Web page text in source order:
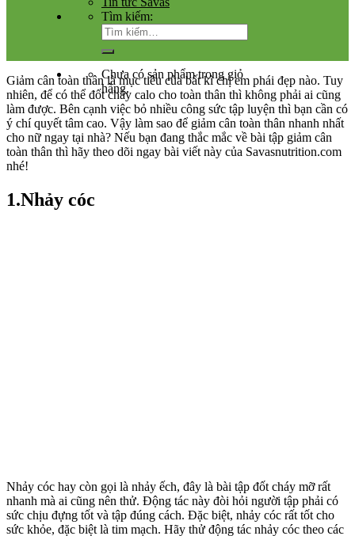
Tìm kiếm:
Chưa có sản phẩm trong giỏ
hàng.
Giảm cân toàn thân là mục tiêu của bất kì chị em phái đẹp nào. Tuy
nhiên, để có thể đốt cháy calo cho toàn thân thì không phải ai cũng
làm được. Bên cạnh việc bỏ nhiều công sức tập luyện thì bạn cần có
ý chí quyết tâm cao. Vậy làm sao để giảm cân toàn thân nhanh nhất
cho nữ ngay tại nhà? Nếu bạn đang thắc mắc về bài tập giảm cân
toàn thân thì hãy theo dõi ngay bài viết này của Savasnutrition.com
nhé!
1.Nhảy cóc
Nhảy cóc hay còn gọi là nhảy ếch, đây là bài tập đốt cháy mỡ rất
nhanh mà ai cũng nên thử. Động tác này đòi hỏi người tập phải có
sức chịu đựng tốt và tập đúng cách. Đặc biệt, nhảy cóc rất tốt cho
sức khỏe, đặc biệt là tim mạch. Hãy thử động tác nhảy cóc theo các